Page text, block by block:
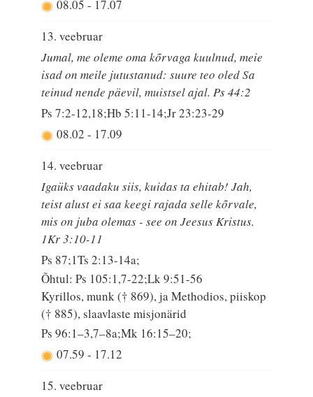
08.05- 17.07
13. veebruar
Jumal, me oleme oma kõrvaga kuulnud, meie
isad on meile jutustanud: suure teo oled Sa
teinud nende päevil, muistsel ajal. Ps 44:2
Ps 7:2-12,18;Hb 5:11-14;Jr 23:23-29
08.02- 17.09
14. veebruar
Igaüks vaadaku siis, kuidas ta ehitab! Jah,
teist alust ei saa keegi rajada selle kõrvale,
mis on juba olemas - see on Jeesus Kristus.
1Kr 3:10-11
Ps 87;1Ts 2:13-14a;
Õhtul: Ps 105:1,7-22;Lk 9:51-56
Kyrillos, munk († 869), ja Methodios, piiskop
(† 885), slaavlaste misjonärid
Ps 96:1–3,7–8a;Mk 16:15–20;
07.59- 17.12
15. veebruar